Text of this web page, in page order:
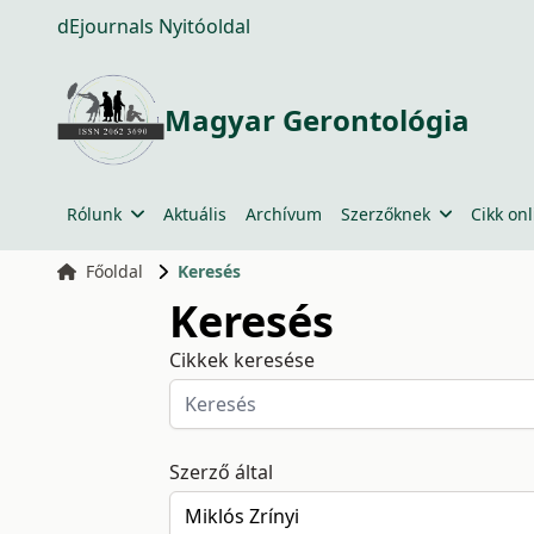
dEjournals Nyitóoldal
Magyar Gerontológia
Rólunk Aktuális Archívum Szerzőknek Cikk
Főoldal Keresés
Keresés
Cikkek keresése
Szerző által